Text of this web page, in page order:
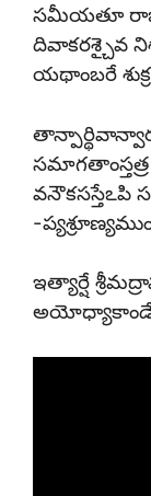
సమీయతూ
దివాకరశ్చైవ
యథాంబరే
వనౌకసస్తేఽపి
-
ఇత్యార్షే
అయోధ్యాకాండే